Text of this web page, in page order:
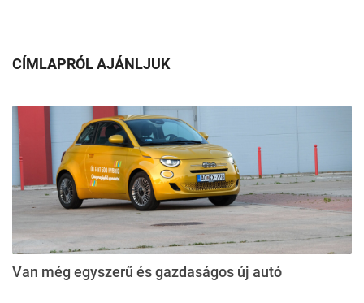
CÍMLAPRÓL AJÁNLJUK
Van még egyszerű és gazdaságos új autó